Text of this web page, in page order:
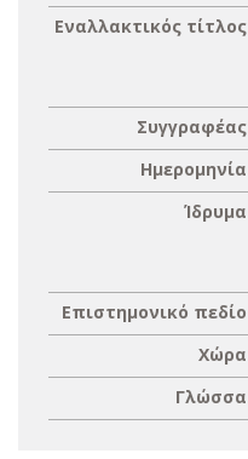
Εναλλακτικός τίτλος
Συγγραφέας
Ημερομηνία
Ίδρυμα
Επιστημονικό πεδίο
Χώρα
Γλώσσα